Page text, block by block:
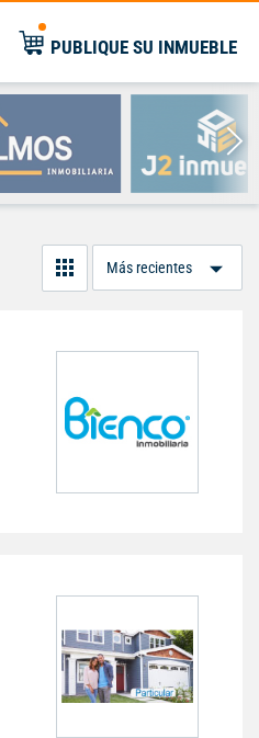
PUBLIQUE SU INMUEBLE